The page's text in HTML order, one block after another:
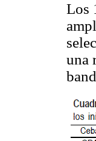
Los
una